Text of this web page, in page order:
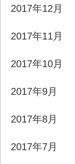
2017年12月
2017年11月
2017年10月
2017年9月
2017年8月
2017年7月